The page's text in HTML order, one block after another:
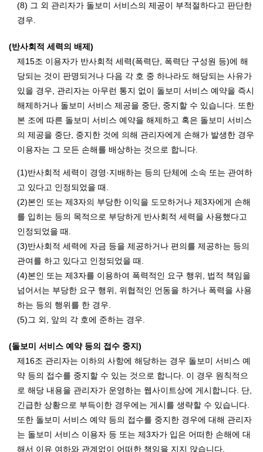
(8) 그 외 관리자가 돌보미 서비스의 제공이 부적절하다고 판단한
경우.
(반사회적 세력의 배제)
제15조 이용자가 반사회적 세력(폭력단, 폭력단 구성원 등)에 해
당되는 것이 판명되거나 다음 각 호 중 하나라도 해당되는 사유가
있을 경우, 관리자는 아무런 통지 없이 돌보미 서비스 예약을 즉시
해제하거나 돌보미 서비스 제공을 중단, 중지할 수 있습니다. 또한
본 조에 따른 돌보미 서비스 예약을 해제하고 혹은 돌보미 서비스
의 제공을 중단, 중지한 것에 의해 관리자에게 손해가 발생한 경우
이용자는 그 모든 손해를 배상하는 것으로 합니다.
(1)반사회적 세력이 경영·지배하는 등의 단체에 소속 또는 관여하
고 있다고 인정되었을 때.
(2)본인 또는 제3자의 부당한 이익을 도모하거나 제3자에게 손해
를 입히는 등의 목적으로 부당하게 반사회적 세력을 사용했다고
인정되었을 때.
(3)반사회적 세력에 자금 등을 제공하거나 편의를 제공하는 등의
관여를 하고 있다고 인정되었을 때.
(4)본인 또는 제3자를 이용하여 폭력적인 요구 행위, 법적 책임을
넘어서는 부당한 요구 행위, 위협적인 언동을 하거나 폭력을 사용
하는 등의 행위를 한 경우.
(5)그 외, 앞의 각 호에 준하는 경우.
(돌보미 서비스 예약 등의 접수 중지)
제16조 관리자는 이하의 사항에 해당하는 경우 돌보미 서비스 예
약 등의 접수를 중지할 수 있는 것으로 합니다. 이 경우 원칙적으
로 해당 내용을 관리자가 운영하는 웹사이트상에 게시합니다. 단,
긴급한 상황으로 부득이한 경우에는 게시를 생략할 수 있습니다.
또한 돌보미 서비스 예약 등의 접수를 중지한 경우에 대해 관리자
는 돌보미 서비스 이용자 등 또는 제3자가 입은 어떠한 손해에 대
해서 이유 여하와 관계없이 어떠한 책임을 지지 않습니다.